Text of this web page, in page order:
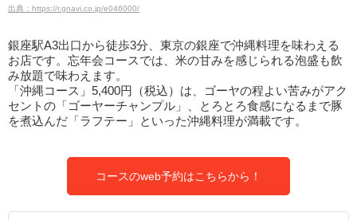
出典：https://r.gnavi.co.jp/e046000/
銀座駅A3出口から徒歩3分、東京の銀座で沖縄料理を味わえる
お店です。忘年会コースでは、米の甘みを感じられる泡盛も飲
み放題で味わえます。
「沖縄コース」5,400円（税込）は、ゴーヤの程よい苦みがアク
セントの「ゴーヤーチャンプル」、とろとろ食感になるまで豚
を煮込んだ「ラフテー」といった沖縄料理が満載です。
コースのweb予約はこちらから！